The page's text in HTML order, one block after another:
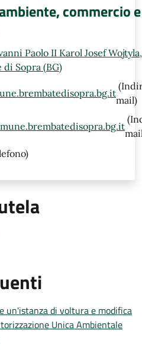
commercio e
Paolo II Karol Josef
Sopra (BG)
mail)
un'istanza di voltura e modifica
Unica Ambientale